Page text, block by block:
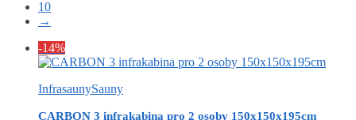
10
→
-14%
InfrasaunySauny
CARBON 3 infrakabina pro 2 osoby 150x150x195cm